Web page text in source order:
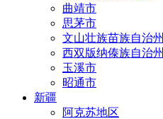
曲靖市
思茅市
文山壮族苗族自治州
西双版纳傣族自治州
玉溪市
昭通市
新疆
阿克苏地区